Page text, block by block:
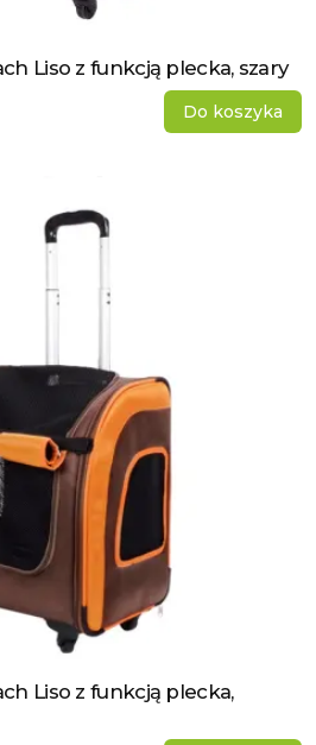
Liso z funkcją plecka, szary
Do koszyka
Liso z funkcją plecka,